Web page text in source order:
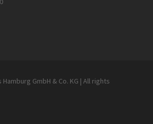
GmbH & Co. KG | All rights